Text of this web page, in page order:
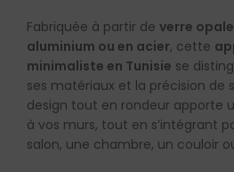
Fabriquée à partir de verre opale
aluminium ou en acier, cette
minimaliste en Tunisie se
ses matériaux et la précision de
design tout en rondeur apporte
à vos murs, tout en s’intégrant
salon, une chambre, un couloir